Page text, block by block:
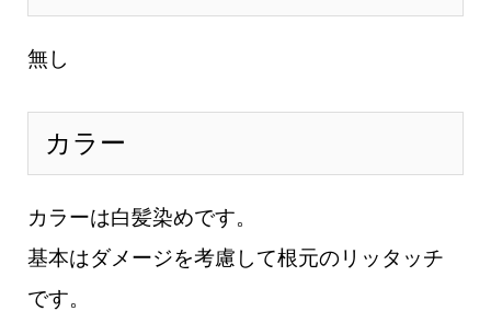
無し
カラー
カラーは白髪染めです。
基本はダメージを考慮して根元のリッタッチ
です。